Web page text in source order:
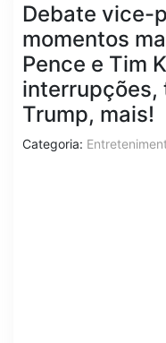
Debate vice-
momentos
Pence e Tim
interrupções,
Trump, mais!
Categoria: